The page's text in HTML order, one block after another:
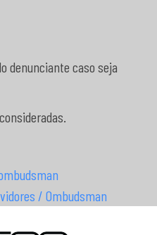
denunciante caso seja
/ Ombudsman